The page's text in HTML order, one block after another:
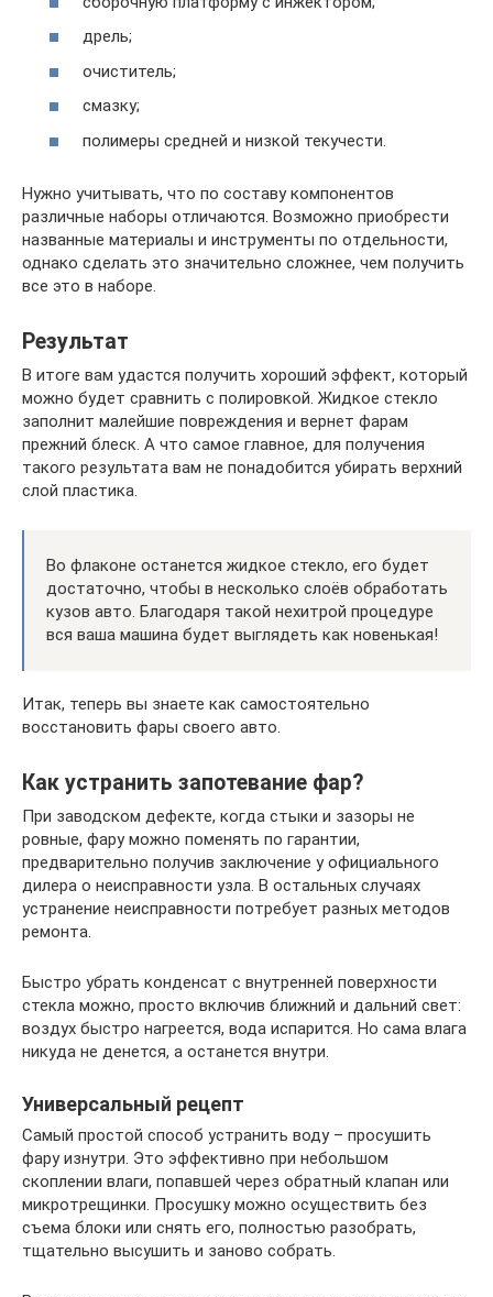
дрель;
очиститель;
смазку;
полимеры средней и низкой текучести.
Нужно учитывать, что по составу компонентов
различные наборы отличаются. Возможно приобрести
названные материалы и инструменты по отдельности,
однако сделать это значительно сложнее, чем получить
все это в наборе.
Результат
В итоге вам удастся получить хороший эффект, который
можно будет сравнить с полировкой. Жидкое стекло
заполнит малейшие повреждения и вернет фарам
прежний блеск. А что самое главное, для получения
такого результата вам не понадобится убирать верхний
слой пластика.
Во флаконе останется жидкое стекло, его будет
достаточно, чтобы в несколько слоёв обработать
кузов авто. Благодаря такой нехитрой процедуре
вся ваша машина будет выглядеть как новенькая!
Итак, теперь вы знаете как самостоятельно
восстановить фары своего авто.
Как устранить запотевание фар?
При заводском дефекте, когда стыки и зазоры не
ровные, фару можно поменять по гарантии,
предварительно получив заключение у официального
дилера о неисправности узла. В остальных случаях
устранение неисправности потребует разных методов
ремонта.
Быстро убрать конденсат с внутренней поверхности
стекла можно, просто включив ближний и дальний свет:
воздух быстро нагреется, вода испарится. Но сама влага
никуда не денется, а останется внутри.
Универсальный рецепт
Самый простой способ устранить воду – просушить
фару изнутри. Это эффективно при небольшом
скоплении влаги, попавшей через обратный клапан или
микротрещинки. Просушку можно осуществить без
съема блоки или снять его, полностью разобрать,
тщательно высушить и заново собрать.